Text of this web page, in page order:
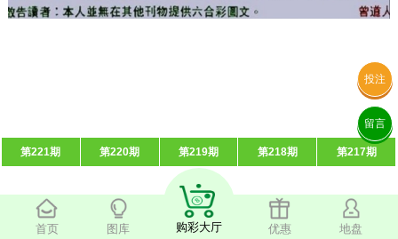
第221期 第220期 第219期 第218期 第217期
首页 图库 购彩大厅 优惠 地盘
投注
留言